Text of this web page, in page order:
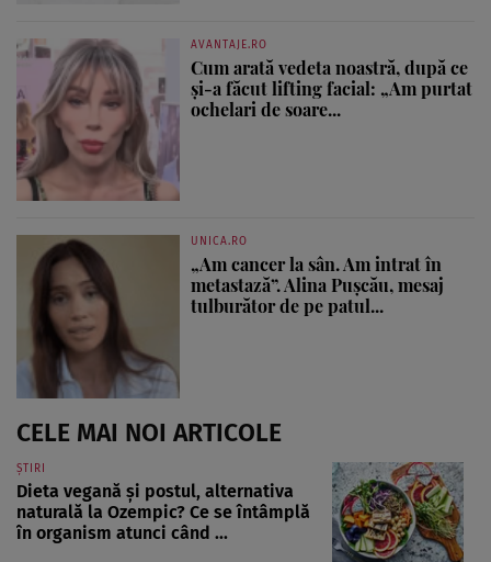
AVANTAJE.RO
Cum arată vedeta noastră, după ce
și-a făcut lifting facial: „Am purtat
ochelari de soare...
UNICA.RO
„Am cancer la sân. Am intrat în
metastază”. Alina Pușcău, mesaj
tulburător de pe patul...
CELE MAI NOI ARTICOLE
ȘTIRI
Dieta vegană și postul, alternativa
naturală la Ozempic? Ce se întâmplă
în organism atunci când ...